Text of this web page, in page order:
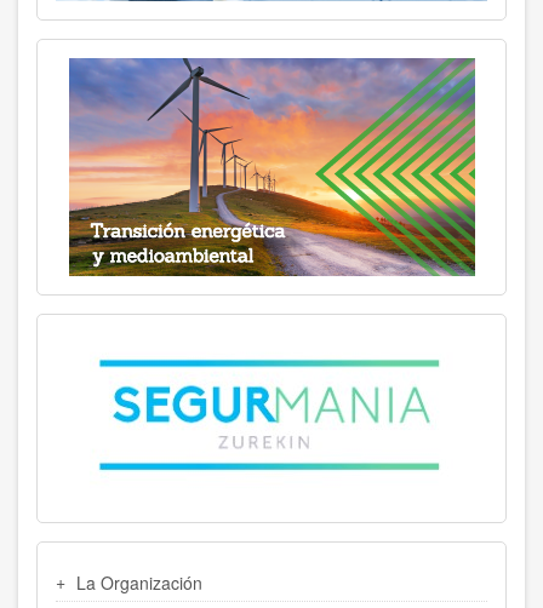
LATERAL
La Organización